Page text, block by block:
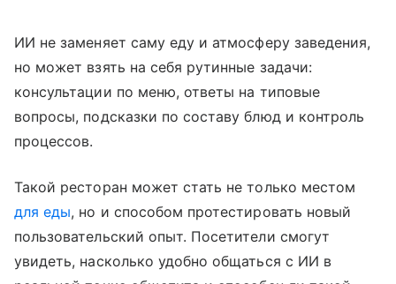
ИИ не заменяет саму еду и атмосферу заведения,
но может взять на себя рутинные задачи:
консультации по меню, ответы на типовые
вопросы, подсказки по составу блюд и контроль
процессов.
Такой ресторан может стать не только местом
для еды, но и способом протестировать новый
пользовательский опыт. Посетители смогут
увидеть, насколько удобно общаться с ИИ в